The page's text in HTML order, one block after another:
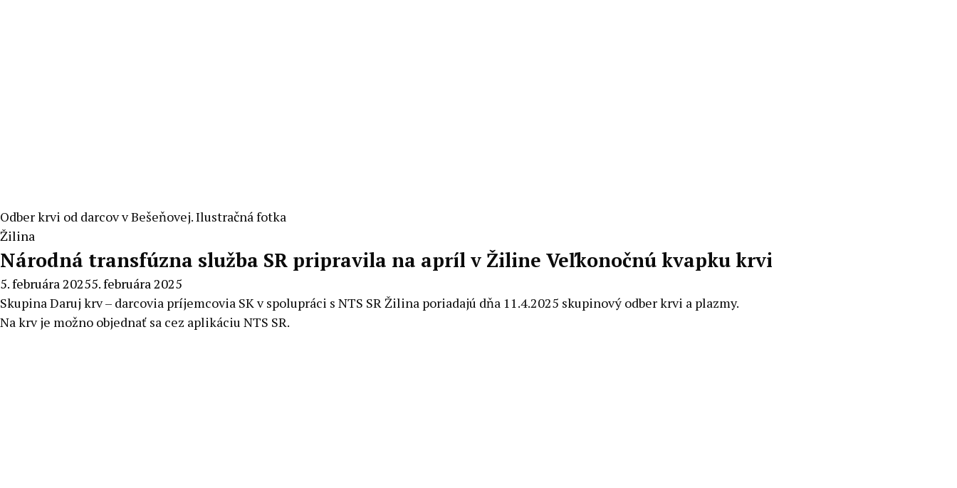
Odber krvi od darcov v Bešeňovej. Ilustračná fotka
Žilina
Národná transfúzna služba SR pripravila na apríl v Žiline Veľkonočnú kvapku krvi
5. februára 20255. februára 2025
Skupina Daruj krv – darcovia príjemcovia SK v spolupráci s NTS SR Žilina poriadajú dňa 11.4.2025 skupinový odber krvi a plazmy.
Na krv je možno objednať sa cez aplikáciu NTS SR.